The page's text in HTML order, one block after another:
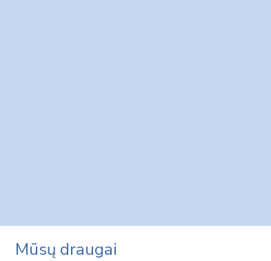
Mūsų draugai